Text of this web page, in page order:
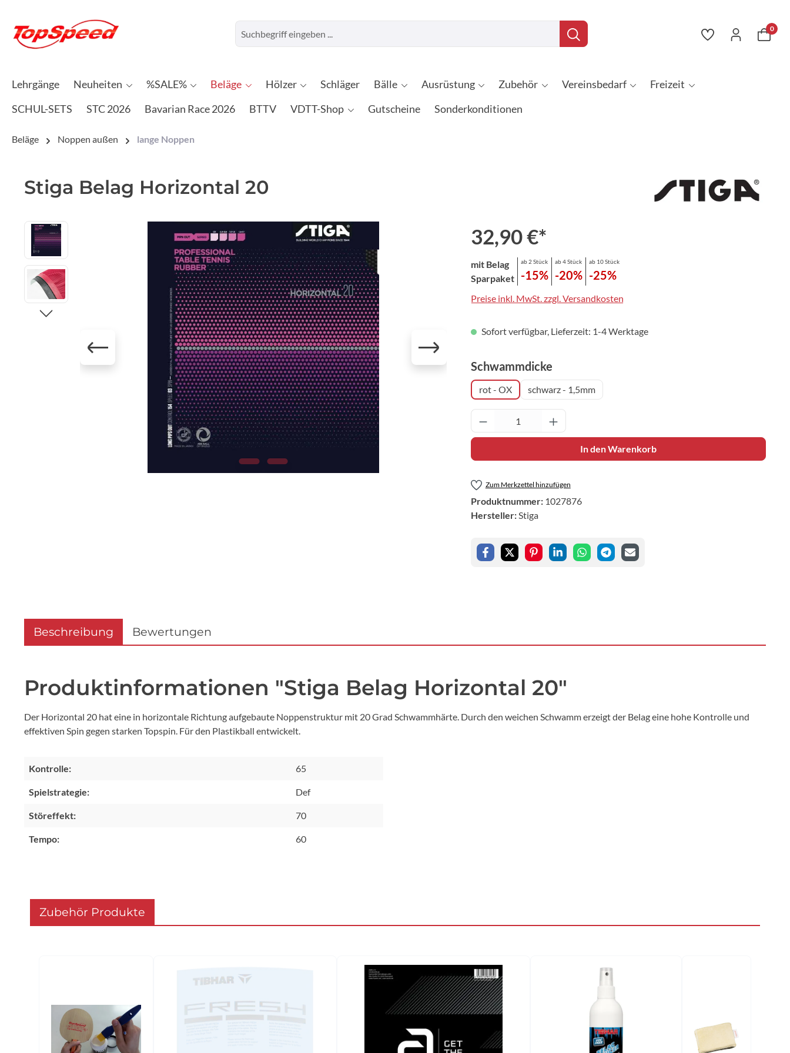
0
Lehrgänge Neuheiten %SALE% Beläge Hölzer Schläger Bälle Ausrüstung Zubehör Vereinsbedarf
Freizeit
SCHUL-SETS
STC 2026 Bavarian Race 2026 BTTV VDTT-Shop Gutscheine Sonderkonditionen
Beläge Noppen außen lange Noppen
Stiga Belag Horizontal 20
Bildergalerie überspringen 32,90 €*
mit Belag
Sparpaket
ab 2 Stück
-15%
ab 4 Stück
-20%
ab 10 Stück
-25%
Preise inkl. MwSt. zzgl. Versandkosten
Sofort verfügbar, Lieferzeit: 1-4 Werktage
Schwammdickeauswählen
rot - OX schwarz - 1,5mm
Produkt Anzahl: Gib den gewünschten Wert ein
In den Warenkorb
Zum Merkzettel hinzufügen
Produktnummer: 1027876
Hersteller:Stiga
Beschreibung Bewertungen
Produktinformationen "Stiga Belag Horizontal 20"
Der Horizontal 20 hat eine in horizontale Richtung aufgebaute Noppenstruktur mit 20 Grad Schwammhärte. Durch den weichen Schwamm erzeigt der Belag eine hohe Kontrolle und
effektiven Spin gegen starken Topspin. Für den Plastikball entwickelt.
Kontrolle: 65
Spielstrategie: Def
Störeffekt: 70
Tempo: 60
Zubehör Produkte